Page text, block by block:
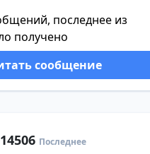
последнее из
получено
сообщение
Последнее